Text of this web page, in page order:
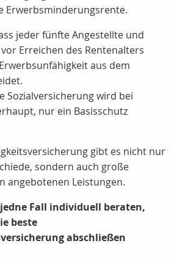
Erwerbsminderungsrente.
jeder fünfte Angestellte und
Erreichen des Rentenalters
aus dem
Sozialversicherung wird bei
nur ein Basisschutz
gibt es nicht nur
sondern auch große
angebotenen Leistungen.
Fall individuell beraten,
beste
abschließen